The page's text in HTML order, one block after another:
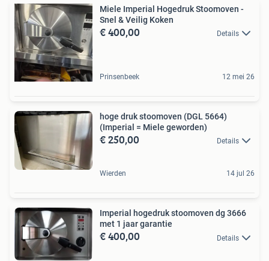
Miele Imperial Hogedruk Stoomoven -
Snel & Veilig Koken
€ 400,00 Details
Prinsenbeek 12 mei 26
hoge druk stoomoven (DGL 5664)
(Imperial = Miele geworden)
€ 250,00 Details
Wierden 14 jul 26
Imperial hogedruk stoomoven dg 3666
met 1 jaar garantie
€ 400,00 Details